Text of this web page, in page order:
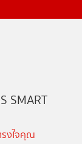
SMART
งใจคุณ